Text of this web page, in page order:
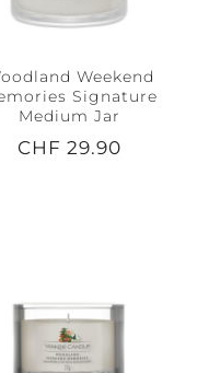
Weekend
Signature
Medium Jar
CHF 29.90